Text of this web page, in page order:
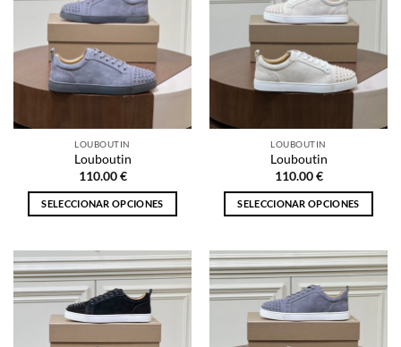
LOUBOUTIN
Louboutin
110.00€
SELECCIONAR OPCIONES
tiene
múltiples
variantes.
Las
LOUBOUTIN
Louboutin
110.00€
SELECCIONAR OPCIONES
tiene
múltiples
variantes.
Las
opciones